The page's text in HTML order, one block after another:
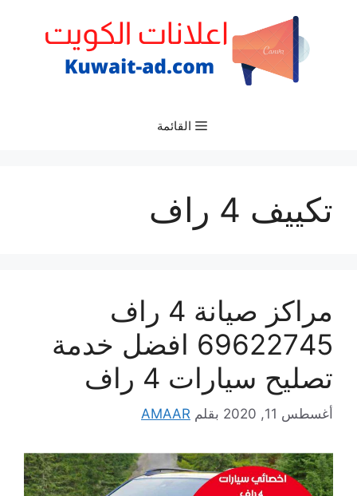
القائمة
تكييف 4 راف
مراكز صيانة 4 راف
69622745 افضل خدمة
تصليح سيارات 4 راف
أغسطس 11, 2020 بقلم AMAAR